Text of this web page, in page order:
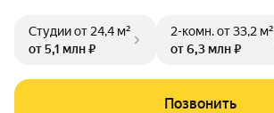
Студииот 24,4 м²
от 5,1 млн ₽
2-комн.от 33,2 м²
от 6,3 млн ₽
Позвонить